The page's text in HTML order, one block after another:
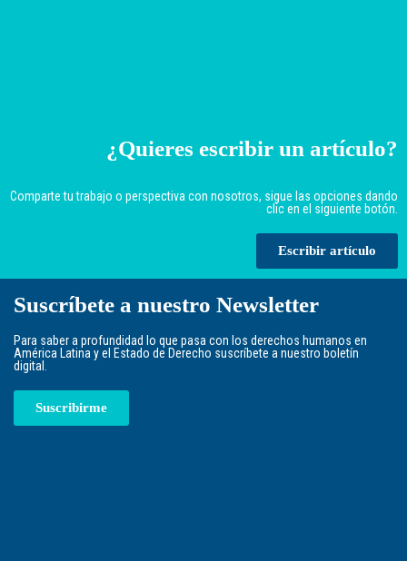
¿Quieres escribir un artículo?
Comparte tu trabajo o perspectiva con nosotros, sigue las opciones dando
clic en el siguiente botón.
Escribir artículo
Suscríbete a nuestro Newsletter
Para saber a profundidad lo que pasa con los derechos humanos en
América Latina y el Estado de Derecho suscríbete a nuestro boletín
digital.
Suscribirme